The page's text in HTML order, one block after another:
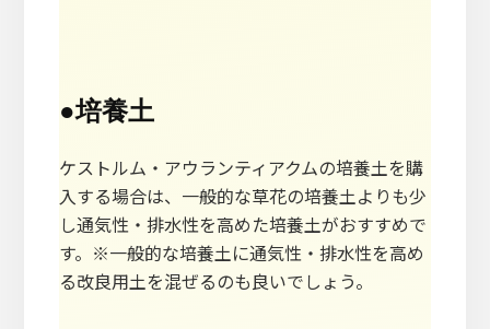
●培養土
ケストルム・アウランティアクムの培養土を購
入する場合は、一般的な草花の培養土よりも少
し通気性・排水性を高めた培養土がおすすめで
す。※一般的な培養土に通気性・排水性を高め
る改良用土を混ぜるのも良いでしょう。